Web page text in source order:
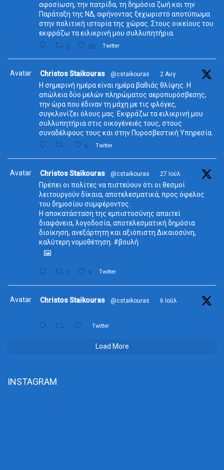
αφοσίωση, την πατρίδα, τη δημόσια ζωή και την
Παράταξη της ΝΔ, αφήνοντας ξεχωριστό αποτύπωμα
στην πολιτική ιστορία της χώρας. Στους οικείους του
εκφράζω τα ειλικρινή μου συλλυπητήρια.
2 26 Twitter
Avatar Christos Staikouras @cstaikouras · 2 Αυγ
Η σημερινή ημέρα είναι ημέρα βαθιάς θλίψης. Η
απώλεια δύο μελών πληρώματος αεροπυρόσβεσης,
την ώρα που έδιναν τη μάχη με τις φλόγες,
συγκλονίζει όλους μας. Εκφράζω τα ειλικρινή μου
συλλυπητήρια στις οικογένειές τους, στους
συναδέλφους τους και στην Πυροσβεστική Υπηρεσία.
6 Twitter
Avatar Christos Staikouras @cstaikouras · 27 Ιούλ
Πρέπει οι πολίτες να πιστεύουν ότι οι θεσμοί
λειτουργούν δίκαια, αποτελεσματικά, προς όφελος
του δημοσίου συμφέροντος.
Η αποκατάσταση της εμπιστοσύνης απαιτεί
διαφάνεια, λογοδοσία, αποτελεσματική δημόσια
διοίκηση, ανεξάρτητη και αξιόπιστη Δικαιοσύνη,
καλύτερη νομοθέτηση. #βουλή
3 9 Twitter
Avatar Christos Staikouras @cstaikouras · 6 Ιούλ
Twitter
Load More
INSTAGRAM